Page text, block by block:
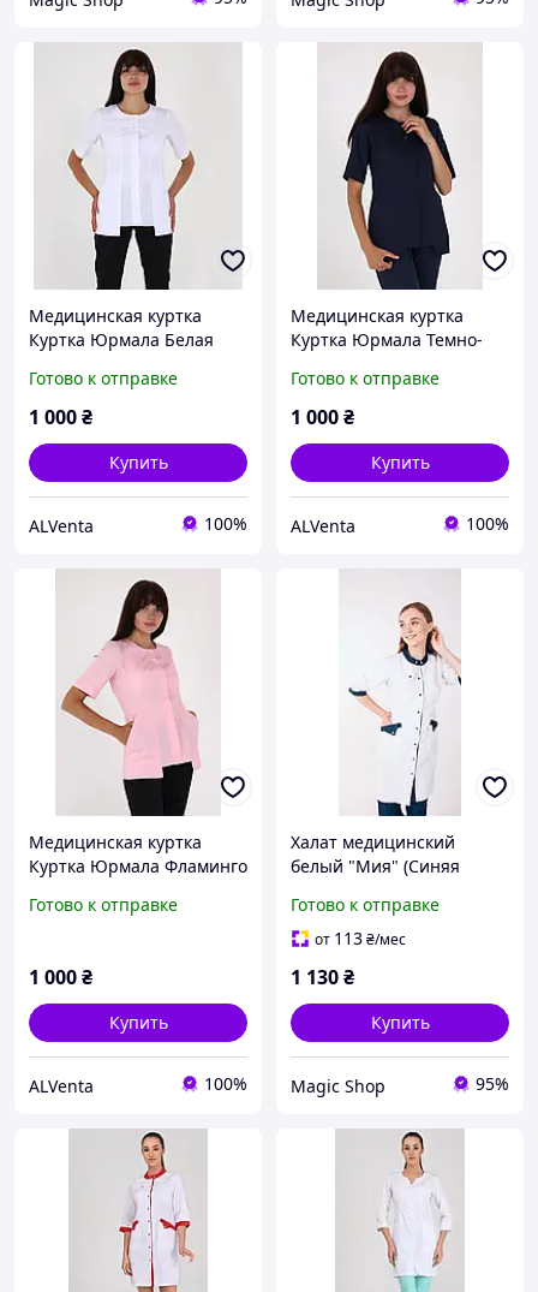
Медицинская куртка
Куртка Юрмала Белая
Готово к отправке
1 000₴
Купить
ALVenta 100%
Медицинская куртка
Куртка Юрмала Темно-
Готово к отправке
1 000₴
Купить
ALVenta 100%
Медицинская куртка
Куртка Юрмала Фламинго
Готово к отправке
1 000₴
Купить
ALVenta 100%
Халат медицинский
белый "Мия" (Синяя
Готово к отправке
от 113₴/мес
1 130₴
Купить
Magic Shop 95%